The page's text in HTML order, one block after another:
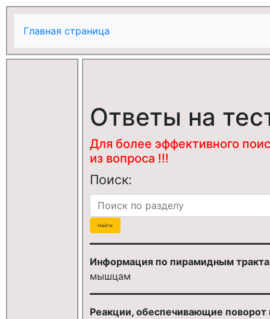
Главная страница
Ответы на
Для более эффективного
из вопроса !!!
Поиск:
Информация по пирамидным
мышцам
Реакции, обеспечивающие поворот